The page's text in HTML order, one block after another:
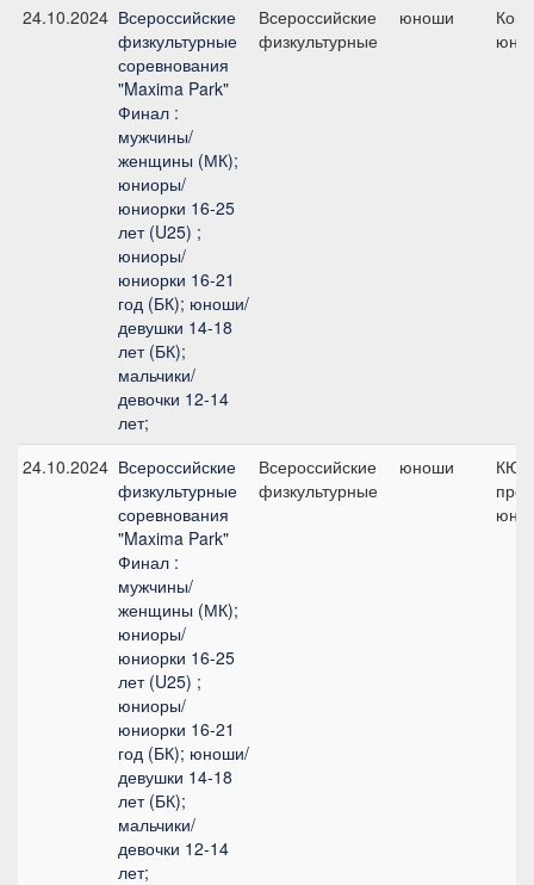
24.10.2024 Всероссийские
физкультурные
соревнования
"Maxima Park"
Финал :
мужчины/
женщины (МК);
юниоры/
юниорки 16-25
лет (U25) ;
юниоры/
юниорки 16-21
год (БК); юноши/
девушки 14-18
лет (БК);
мальчики/
девочки 12-14
лет;
Всероссийские
физкультурные
юноши
24.10.2024 Всероссийские
физкультурные
соревнования
"Maxima Park"
Финал :
мужчины/
женщины (МК);
юниоры/
юниорки 16-25
лет (U25) ;
юниоры/
юниорки 16-21
год (БК); юноши/
девушки 14-18
лет (БК);
мальчики/
девочки 12-14
лет;
Всероссийские
физкультурные
юноши
КЮР